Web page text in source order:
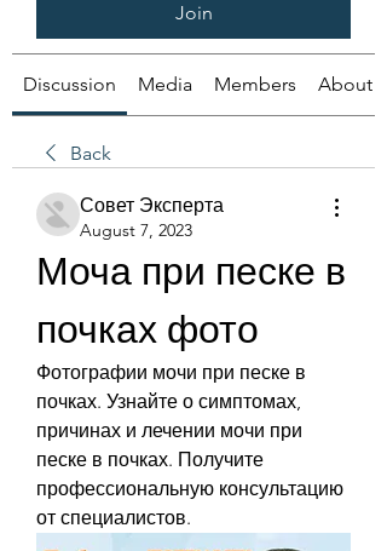
Join
Discussion Media Members About
Back
Совет Эксперта
August 7, 2023
Моча при песке в
почках фото
Фотографии мочи при песке в
почках. Узнайте о симптомах,
причинах и лечении мочи при
песке в почках. Получите
профессиональную консультацию
от специалистов.